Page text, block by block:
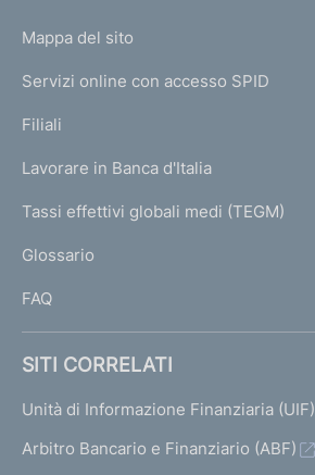
m
e
a
g
L
N
K
T
I
I
Mappa del sito
Servizi online con accesso SPID
Filiali
Lavorare in Banca d'Italia
Tassi effettivi globali medi (TEGM)
Glossario
FAQ
SITI CORRELATI
Unità di Informazione Finanziaria (UIF)
Arbitro Bancario e Finanziario (ABF)